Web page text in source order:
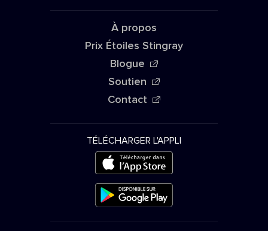
À propos
Prix Étoiles Stingray
Blogue
Soutien
Contact
TÉLÉCHARGER L'APPLI